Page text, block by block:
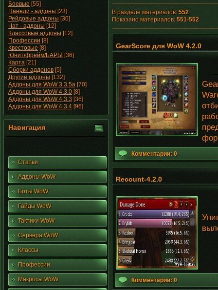
Боевые [55]
Панели - аддоны [23]
Рейдовые аддоны [30]
Чат - аддоны [12]
Классовые аддоны [12]
Профессии [8]
Квестовые [8]
Юнит/фрейм/БАРЫ [36]
Карта [21]
Сборки аддонов [5]
Другие аддоны [132]
Аддоны для WoW 3.3.5a [70]
Аддоны для WoW 4.3.0 [8]
Аддоны для WoW 4.3.3 [36]
Аддоны для WoW 4.3.4 [96]
Навигация
Статьи
Аддоны WoW
Боты WoW
Гайды WoW
Тактики WoW
Сервера WoW
Классы
Профессии
Макросы WoW
В разделе материалов: 552
Показано материалов: 551-552
GearScore для WoW 4.2.0
Комментарии: 0
Recount-4.2.0
Комментарии: 0